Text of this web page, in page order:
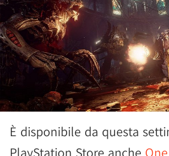
È disponibile da questa
PlayStation Store anche